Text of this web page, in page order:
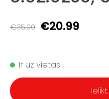
€35.00 €20.99
Ir uz vietas